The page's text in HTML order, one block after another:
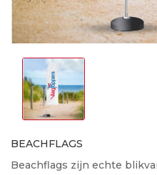
BEACHFLAGS
Beachflags zijn echte